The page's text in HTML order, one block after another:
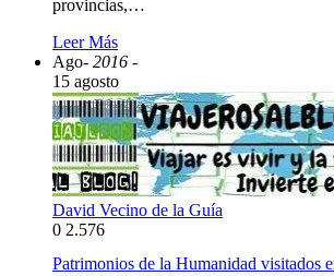
provincias,…
Leer Más
Ago- 2016 -
15 agosto
David Vecino de la Guía
0 2.576
Patrimonios de la Humanidad visitados